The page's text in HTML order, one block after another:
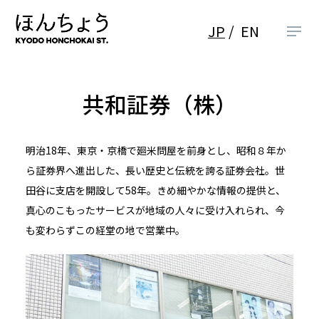
JP EN
共和証券（株）
明治18年、東京・京橋で廻米問屋を前身とし、昭和８年か
ら証券界へ進出した、長い歴史と伝統を誇る証券会社。世
田谷に支店を開設して58年。きめ細やかな情報の提供と、
真心のこもったサービスが地域の人々に受け入れられ、今
も変わらずこの経堂の地で営業中。